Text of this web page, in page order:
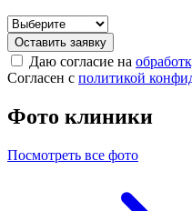
Оставить заявку
Даю согласие на
Согласен с политикой
Фото клиники
Посмотреть все фото